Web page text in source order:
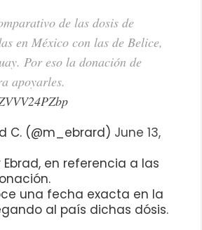
de las dosis de
en México con las de Belice,
Por eso la donación de
apoyarles.
C. (@m_ebrard) June 13,
en referencia a las
una fecha exacta en la
al país dichas dósis.